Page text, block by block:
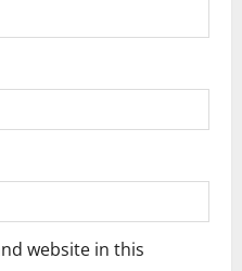
website in this